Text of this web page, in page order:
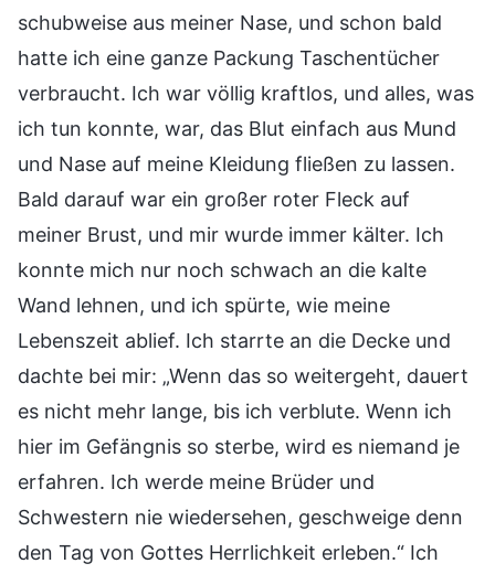
schubweise aus meiner Nase, und schon bald
hatte ich eine ganze Packung Taschentücher
verbraucht. Ich war völlig kraftlos, und alles, was
ich tun konnte, war, das Blut einfach aus Mund
und Nase auf meine Kleidung fließen zu lassen.
Bald darauf war ein großer roter Fleck auf
meiner Brust, und mir wurde immer kälter. Ich
konnte mich nur noch schwach an die kalte
Wand lehnen, und ich spürte, wie meine
Lebenszeit ablief. Ich starrte an die Decke und
dachte bei mir: „Wenn das so weitergeht, dauert
es nicht mehr lange, bis ich verblute. Wenn ich
hier im Gefängnis so sterbe, wird es niemand je
erfahren. Ich werde meine Brüder und
Schwestern nie wiedersehen, geschweige denn
den Tag von Gottes Herrlichkeit erleben.“ Ich